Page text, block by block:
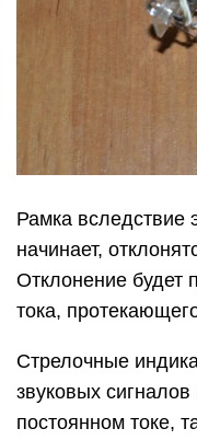
Рамка вследствие
начинает,
Отклонение будет
тока,
Стрелочные
звуковых сигналов
постоянном токе,